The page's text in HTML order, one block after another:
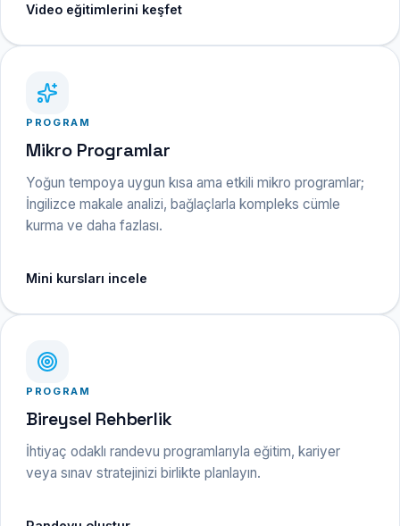
Video eğitimlerini keşfet
PROGRAM
Mikro Programlar
Yoğun tempoya uygun kısa ama etkili mikro programlar;
İngilizce makale analizi, bağlaçlarla kompleks cümle
kurma ve daha fazlası.
Mini kursları incele
PROGRAM
Bireysel Rehberlik
İhtiyaç odaklı randevu programlarıyla eğitim, kariyer
veya sınav stratejinizi birlikte planlayın.